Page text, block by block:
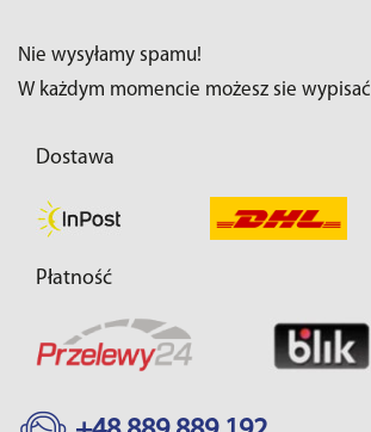
Nie wysyłamy spamu!
W każdym momencie możesz sie wypisać
Dostawa
Płatność